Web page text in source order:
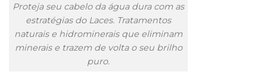
Proteja seu cabelo da água dura com as
estratégias do Laces. Tratamentos
naturais e hidrominerais que eliminam
minerais e trazem de volta o seu brilho
puro.